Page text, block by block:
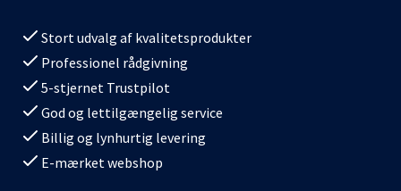
Stort udvalg af kvalitetsprodukter
Professionel rådgivning
5-stjernet Trustpilot
God og lettilgængelig service
Billig og lynhurtig levering
E-mærket webshop